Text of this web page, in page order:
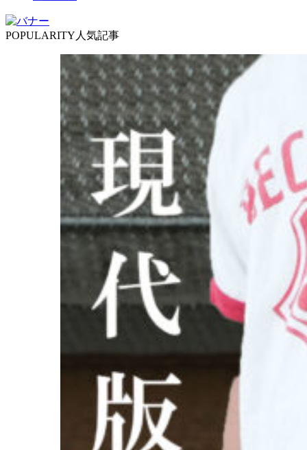
POPULARITY 人気記事